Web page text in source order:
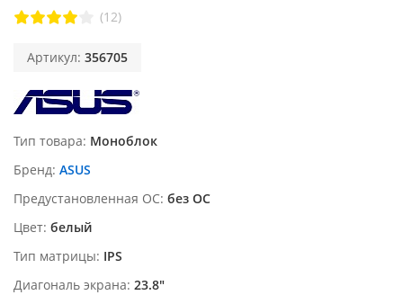
(12)
Артикул: 356705
Тип товара Моноблок
Бренд ASUS
Предустановленная ОС без ОС
Цвет белый
Тип матрицы IPS
Диагональ экрана 23.8"